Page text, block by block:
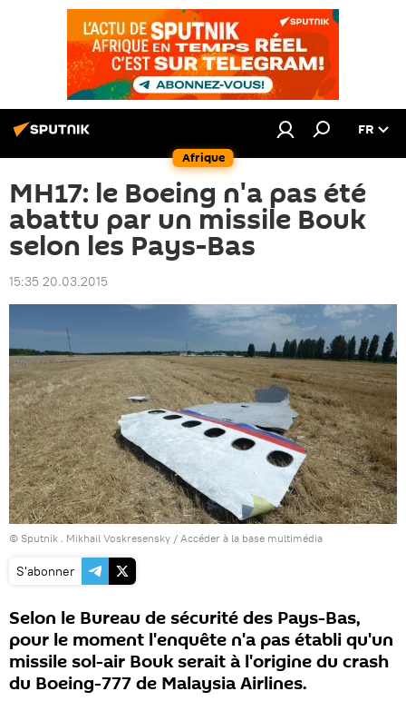
Afrique
FR
MH17: le Boeing n'a pas été
abattu par un missile Bouk
selon les Pays-Bas
15:35 20.03.2015
© Sputnik . Mikhail Voskresensky / Accéder à la base multimédia
S'abonner
Selon le Bureau de sécurité des Pays-Bas,
pour le moment l'enquête n'a pas établi qu'un
missile sol-air Bouk serait à l'origine du crash
du Boeing-777 de Malaysia Airlines.